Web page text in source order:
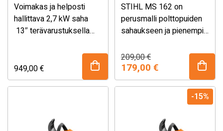
Voimakas ja helposti
hallittava 2,7 kW saha
13″ terävarustuksella
sahan optimaalisen
toiminnan.
949,00€
STIHL MS 162 on
perusmalli polttopuiden
sahaukseen ja pienempiin
laipalla. Tehokas ja
taloudellinen STIHL 2-
MIX -moottori sekä
helppokäyttöinen
teräketjun sivukiristys.
209,00€
Alkuperäinen
hinta
209,00 €.
179,00 €
Nykyinen
hinta
179,00 €.
-15%